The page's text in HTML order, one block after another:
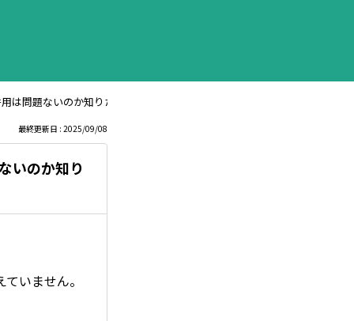
は問題ないのか知りたい。
最終更新日 : 2025/09/08
いのか知り
いません。